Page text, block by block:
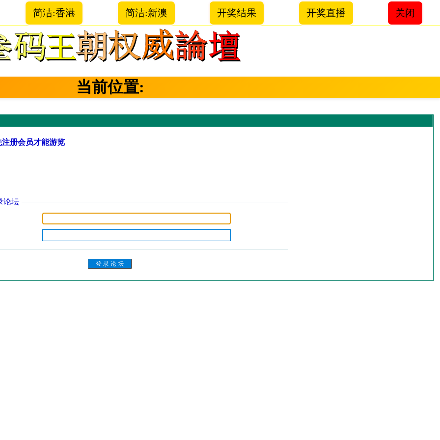
简洁:香港 简洁:新澳 开奖结果 开奖直播 关闭
当前位置:
册会员才能游览
论坛